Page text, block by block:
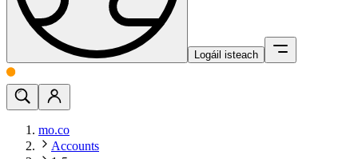
Logáil isteach
mo.co
Accounts